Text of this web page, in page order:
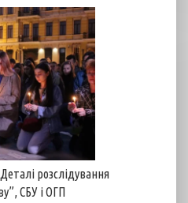
розслідування
СБУ і ОГП